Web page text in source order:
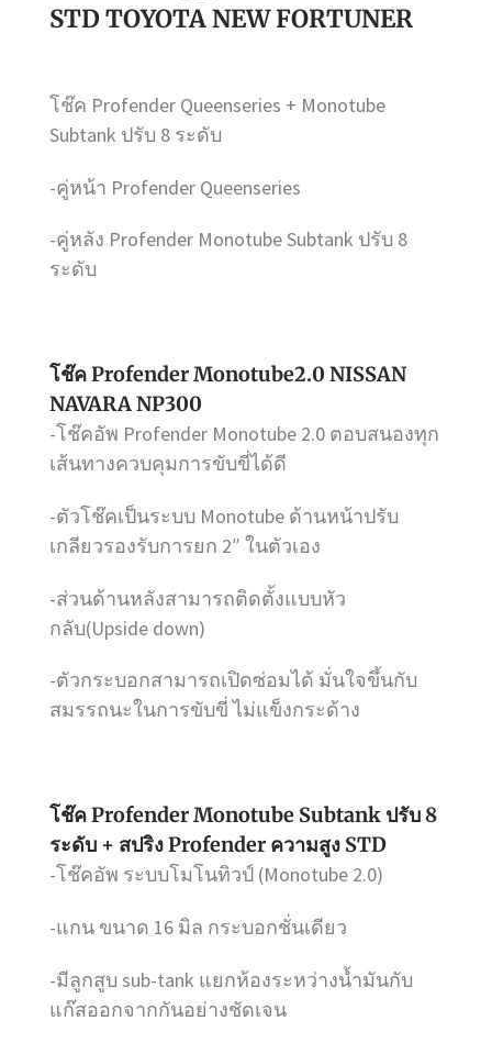
STD TOYOTA NEW FORTUNER
โช๊ค Profender Queenseries + Monotube
Subtank ปรับ 8 ระดับ
-คู่หน้า Profender Queenseries
-คู่หลัง Profender Monotube Subtank ปรับ 8
ระดับ
โช๊ค Profender Monotube2.0 NISSAN
NAVARA NP300
-โช๊คอัพ Profender Monotube 2.0 ตอบสนองทุก
เส้นทางควบคุมการขับขี่ได้ดี
-ตัวโช๊คเป็นระบบ Monotube ด้านหน้าปรับ
เกลียวรองรับการยก 2″ ในตัวเอง
-ส่วนด้านหลังสามารถติดตั้งแบบหัว
กลับ(Upside down)
-ตัวกระบอกสามารถเปิดซ่อมได้ มั่นใจขึ้นกับ
สมรรถนะในการขับขี่ ไม่แข็งกระด้าง
โช๊ค Profender Monotube Subtank ปรับ 8
ระดับ + สปริง Profender ความสูง STD
-โช๊คอัพ ระบบโมโนทิวป์ (Monotube 2.0)
-แกน ขนาด 16 มิล กระบอกชั่นเดียว
-มีลูกสูบ sub-tank แยกห้องระหว่างน้ำมันกับ
แก๊สออกจากกันอย่างชัดเจน